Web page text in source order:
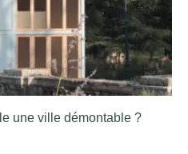
une ville démontable ?